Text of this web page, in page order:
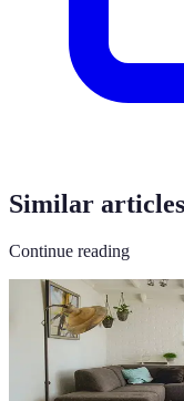
Similar articles
Continue reading